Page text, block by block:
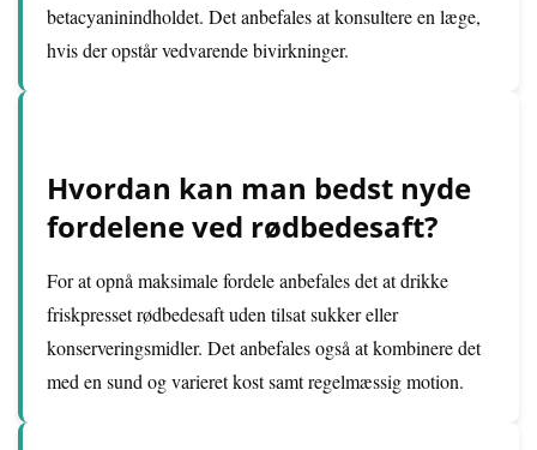
betacyaninindholdet. Det anbefales at konsultere en læge,
hvis der opstår vedvarende bivirkninger.
Hvordan kan man bedst nyde
fordelene ved rødbedesaft?
For at opnå maksimale fordele anbefales det at drikke
friskpresset rødbedesaft uden tilsat sukker eller
konserveringsmidler. Det anbefales også at kombinere det
med en sund og varieret kost samt regelmæssig motion.